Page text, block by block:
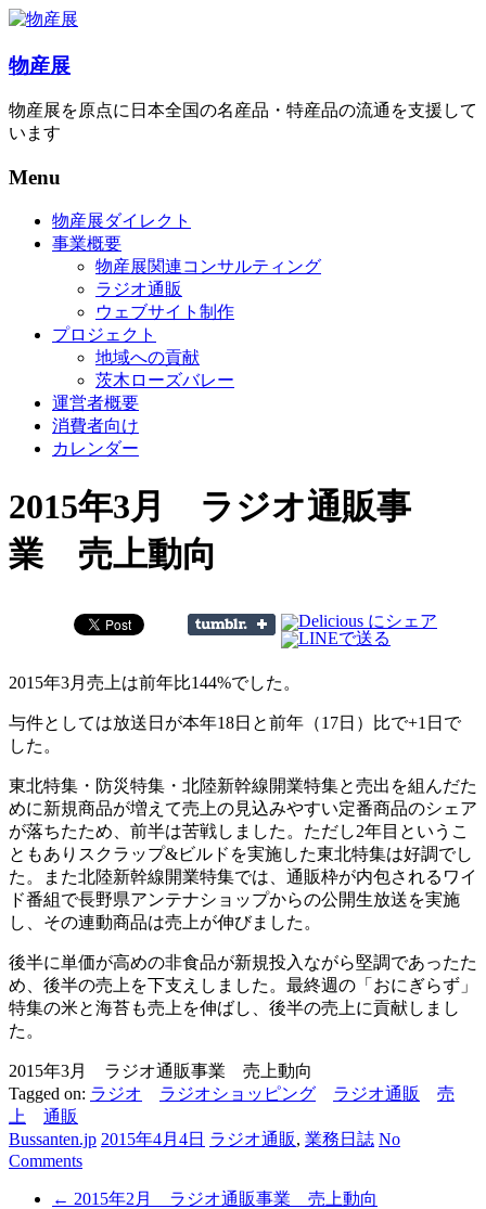
物産展
物産展を原点に日本全国の名産品・特産品の流通を支援して
います
Menu
物産展ダイレクト
事業概要
物産展関連コンサルティング
ラジオ通販
ウェブサイト制作
プロジェクト
地域への貢献
茨木ローズバレー
運営者概要
消費者向け
カレンダー
2015年3月 ラジオ通販事
業 売上動向
2015年3月売上は前年比144%でした。
与件としては放送日が本年18日と前年（17日）比で+1日で
した。
東北特集・防災特集・北陸新幹線開業特集と売出を組んだた
めに新規商品が増えて売上の見込みやすい定番商品のシェア
が落ちたため、前半は苦戦しました。ただし2年目というこ
ともありスクラップ&ビルドを実施した東北特集は好調でし
た。また北陸新幹線開業特集では、通販枠が内包されるワイ
ド番組で長野県アンテナショップからの公開生放送を実施
し、その連動商品は売上が伸びました。
後半に単価が高めの非食品が新規投入ながら堅調であったた
め、後半の売上を下支えしました。最終週の「おにぎらず」
特集の米と海苔も売上を伸ばし、後半の売上に貢献しまし
た。
2015年3月 ラジオ通販事業 売上動向
Tagged on: ラジオ ラジオショッピング ラジオ通販
売
上
通販
Bussanten.jp 2015年4月4日 ラジオ通販, 業務日誌 No
Comments
← 2015年2月 ラジオ通販事業 売上動向